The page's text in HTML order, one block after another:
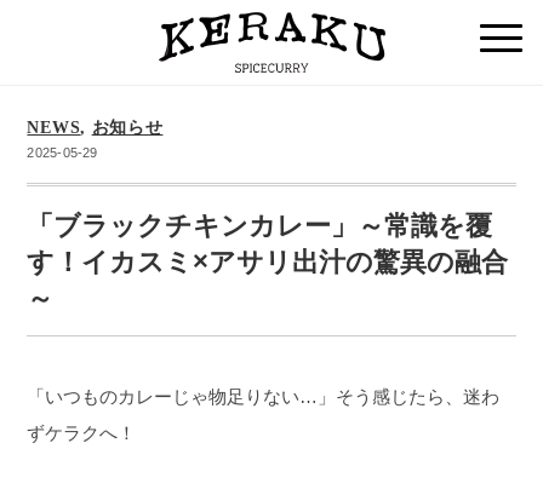
NEWS, お知らせ
2025-05-29
「ブラックチキンカレー」～常識を覆
す！イカスミ×アサリ出汁の驚異の融合
～
「いつものカレーじゃ物足りない…」そう感じたら、迷わ
ずケラクへ！